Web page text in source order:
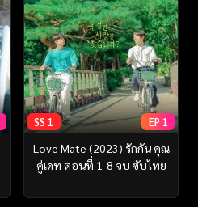
SS 1 EP 1
Love Mate (2023) รักกัน คุณ
คู่เดท ตอนที่ 1-8 จบ ซับไทย